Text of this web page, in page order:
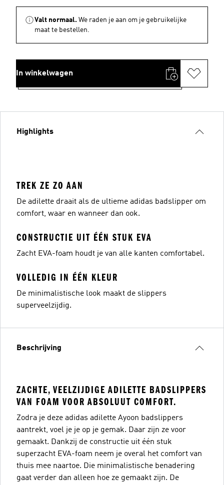
Valt normaal. We raden je aan om je gebruikelijke
maat te bestellen.
In winkelwagen
Highlights
TREK ZE ZO AAN
De adilette draait als de ultieme adidas badslipper om
comfort, waar en wanneer dan ook.
CONSTRUCTIE UIT ÉÉN STUK EVA
Zacht EVA-foam houdt je van alle kanten comfortabel.
VOLLEDIG IN ÉÉN KLEUR
De minimalistische look maakt de slippers
superveelzijdig.
Beschrijving
ZACHTE, VEELZIJDIGE ADILETTE BADSLIPPERS
VAN FOAM VOOR ABSOLUUT COMFORT.
Zodra je deze adidas adilette Ayoon badslippers
aantrekt, voel je je op je gemak. Daar zijn ze voor
gemaakt. Dankzij de constructie uit één stuk
superzacht EVA-foam neem je overal het comfort van
thuis mee naartoe. Die minimalistische benadering
gaat verder dan alleen hoe ze gemaakt zijn. De